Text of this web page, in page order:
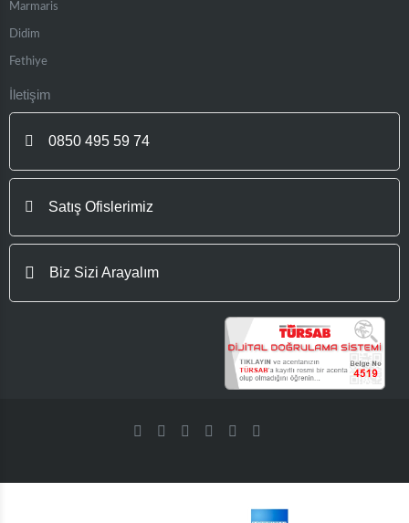
Marmaris
Didim
Fethiye
İletişim
0850 495 59 74
Satış Ofislerimiz
Biz Sizi Arayalım